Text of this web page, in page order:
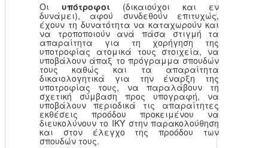
Οι υπότροφοι(δικαιούχοι και εν
δυνάμει), αφού συνδεθούν επιτυχώς,
έχουν τη δυνατότητα να καταχωρούν και
να τροποποιούν ανά πάσα στιγμή τα
απαραίτητα για τη χορήγηση της
υποτροφίας ατομικά τους στοιχεία, να
υποβάλουν άπαξ το πρόγραμμα σπουδών
τους καθώς και τα απαραίτητα
δικαιολογητικά για την έναρξη της
υποτροφίας τους, να παραλάβουν τη
σχετική σύμβαση προς υπογραφή, να
υποβάλουν περιοδικά τις απαραίτητες
εκθέσεις προόδου προκειμένου να
διευκολύνουν το ΙΚΥ στην παρακολούθηση
και στον έλεγχο της προόδου των
σπουδών τους.